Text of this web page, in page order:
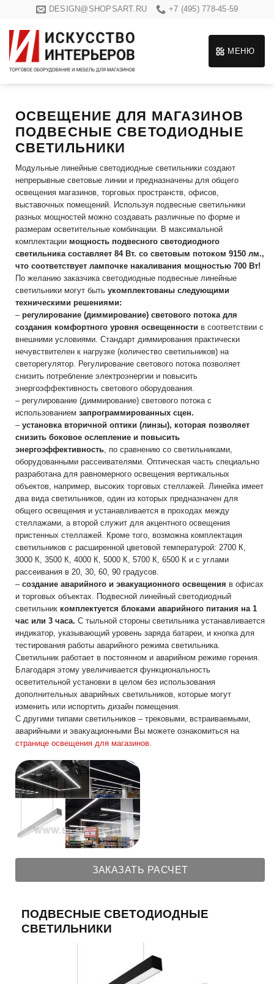
content
DESIGN@SHOPSART.RU +7 (495) 778-45-59
МЕНЮ
ОСВЕЩЕНИЕ ДЛЯ МАГАЗИНОВ
ПОДВЕСНЫЕ СВЕТОДИОДНЫЕ
СВЕТИЛЬНИКИ
Модульные линейные светодиодные светильники создают
непрерывные световые линии и предназначены для общего
освещения магазинов, торговых пространств, офисов,
выставочных помещений. Используя подвесные светильники
разных мощностей можно создавать различные по форме и
размерам осветительные комбинации. В максимальной
комплектации мощность подвесного светодиодного
светильника составляет 84 Вт. со световым потоком 9150 лм.,
что соответствует лампочке накаливания мощностью 700 Вт!
По желанию заказчика светодиодные подвесные линейные
светильники могут быть укомплектованы следующими
техническими решениями:
– регулирование (диммирование) светового потока для
создания комфортного уровня освещенности в соответствии с
внешними условиями. Стандарт диммирования практически
нечувствителен к нагрузке (количество светильников) на
светорегулятор. Регулирование светового потока позволяет
снизить потребление электроэнергии и повысить
энергоэффективность светового оборудования.
– регулирование (диммирование) светового потока с
использованием запрограммированных сцен.
– установка вторичной оптики (линзы), которая позволяет
снизить боковое ослепление и повысить
энергоэффективность, по сравнению со светильниками,
оборудованными рассеивателями. Оптическая часть специально
разработана для равномерного освещения вертикальных
объектов, например, высоких торговых стеллажей. Линейка имеет
два вида светильников, один из которых предназначен для
общего освещения и устанавливается в проходах между
стеллажами, а второй служит для акцентного освещения
пристенных стеллажей. Кроме того, возможна комплектация
светильников с расширенной цветовой температурой: 2700 К,
3000 К, 3500 К, 4000 К, 5000 К, 5700 К, 6500 К и с углами
рассеивания в 20, 30, 60, 90 градусов.
– создание аварийного и эвакуационного освещения в офисах
и торговых объектах. Подвесной линейный светодиодный
светильник комплектуется блоками аварийного питания на 1
час или 3 часа. С тыльной стороны светильника устанавливается
индикатор, указывающий уровень заряда батареи, и кнопка для
тестирования работы аварийного режима светильника.
Светильник работает в постоянном и аварийном режиме горения.
Благодаря этому увеличивается функциональность
осветительной установки в целом без использования
дополнительных аварийных светильников, которые могут
изменить или испортить дизайн помещения.
С другими типами светильников – трековыми, встраиваемыми,
аварийными и эвакуационными Вы можете ознакомиться на
странице освещения для магазинов.
ЗАКАЗАТЬ РАСЧЕТ
ПОДВЕСНЫЕ СВЕТОДИОДНЫЕ
СВЕТИЛЬНИКИ